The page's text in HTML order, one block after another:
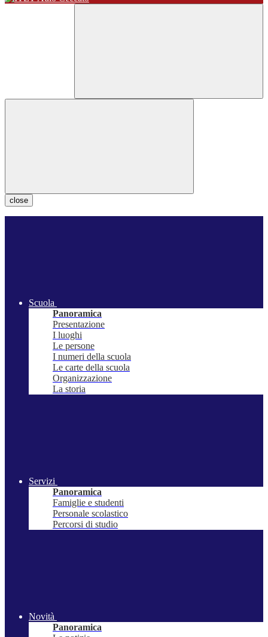
close
Scuola
Panoramica
Presentazione
I luoghi
Le persone
I numeri della scuola
Le carte della scuola
Organizzazione
La storia
Servizi
Panoramica
Famiglie e studenti
Personale scolastico
Percorsi di studio
Novità
Panoramica